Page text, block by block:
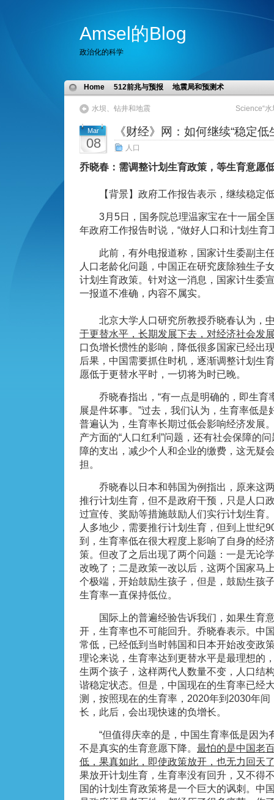
Amsel的Blog
政治化的科学
Home 512前兆与预报 地震局和预测术
水坝、钻井和地震 Science“
Mar
08
《财经》网：如何继续“稳定低
人口
乔晓春：需调整计划生育政策，等生育意愿
【背景】政府工作报告表示，继续稳定
3月5日，国务院总理温家宝在十一届全
年政府工作报告时说，“做好人口和计划生育
此前，有外电报道称，国家计生委副主
人口老龄化问题，中国正在研究废除独生子
计划生育政策。针对这一消息，国家计生委
一报道不准确，内容不属实。
北京大学人口研究所教授乔晓春认为，
于更替水平，长期发展下去，对经济社会发
口负增长惯性的影响，降低很多国家已经出
后果，中国需要抓住时机，逐渐调整计划生
愿低于更替水平时，一切将为时已晚。
乔晓春指出，“有一点是明确的，即生育
展是件坏事。”过去，我们认为，生育率低是
普遍认为，生育率长期过低会影响经济发展
产方面的“人口红利”问题，还有社会保障的
障的支出，减少个人和企业的缴费，这无疑
担。
乔晓春以日本和韩国为例指出，原来这
推行计划生育，但不是政府干预，只是人口
过宣传、奖励等措施鼓励人们实行计划生育
人多地少，需要推行计划生育，但到上世纪
到，生育率低在很大程度上影响了自身的经
策。但改了之后出现了两个问题：一是无论
改晚了；二是政策一改以后，这两个国家马
个极端，开始鼓励生孩子，但是，鼓励生孩
生育率一直保持低位。
国际上的普遍经验告诉我们，如果生育
开，生育率也不可能回升。乔晓春表示。中
常低，已经低到当时韩国和日本开始改变政
理论来说，生育率达到更替水平是最理想的
生两个孩子，这样两代人数量不变，人口结
谐稳定状态。但是，中国现在的生育率已经
测，按照现在的生育率，2020年到2030年
长，此后，会出现快速的负增长。
“但值得庆幸的是，中国生育率低是因为
不是真实的生育意愿下降。 最怕的是中国老
低，果真如此，即使政策放开，也无力回天
果放开计划生育，生育率没有回升，又不得
国的计划生育政策将是一个巨大的讽刺。中